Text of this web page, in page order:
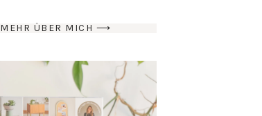
MEHR ÜBER MICH ⟶